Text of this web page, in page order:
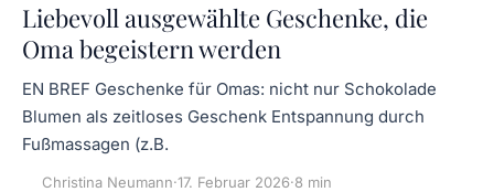
Liebevoll ausgewählte Geschenke, die
Oma begeistern werden
EN BREF Geschenke für Omas: nicht nur Schokolade
Blumen als zeitloses Geschenk Entspannung durch
Fußmassagen (z.B.
Christina Neumann·17. Februar 2026·8 min